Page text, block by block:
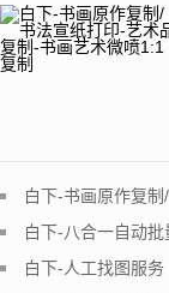
白下-书画原作复
术微喷1...
白下-八合一自动
配框软件,...
白下-人工找图服务